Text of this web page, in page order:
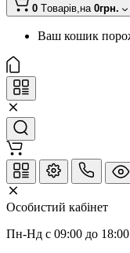
0 Tоварів,на 0грн.
Ваш кошик
Особистий кабінет
Пн-Нд с 09:00 до 18:00